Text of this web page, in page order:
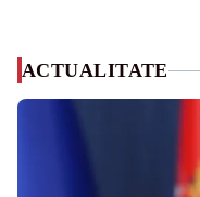
ACTUALITATE